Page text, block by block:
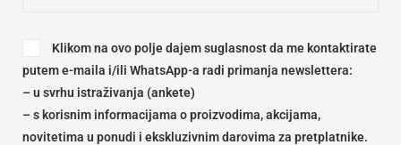
Klikom na ovo polje dajem suglasnost da me kontaktirate
putem e-maila i/ili WhatsApp-a radi primanja newslettera:
– u svrhu istraživanja (ankete)
– s korisnim informacijama o proizvodima, akcijama,
novitetima u ponudi i ekskluzivnim darovima za pretplatnike.